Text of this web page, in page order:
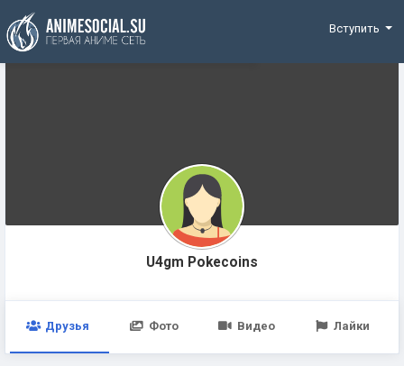
Funding
Вступить
U4gm Pokecoins
Друзья Фото Видео Лайки